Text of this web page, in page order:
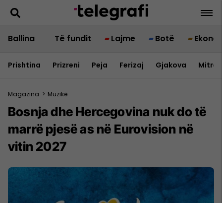
Ballina Të fundit Lajme Botë
Prishtina Prizreni Peja Ferizaj Gjakova
Magazina > Muzikë
Bosnja dhe Hercegovina nuk do të
marrë pjesë as në Eurovision në
vitin 2027